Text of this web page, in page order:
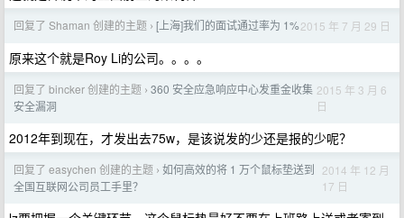
回复了 Shaman 创建的主题 › [上海]我们的面试通过率为 1%2015 年 7 月 29 日
原来这个就是Roy Li的公司。。。。
回复了 bincker 创建的主题 › 360 安全应急响应中心发重金收集
安全漏洞
2015 年 3 月 6
日
2012年到现在，才发出去75w，是该说发的少还是报的少呢？
回复了 easychen 创建的主题 › 如何高效的将 1 万个鼠标垫送到
全国互联网公司员工手里？
2014 年 12 月
17 日